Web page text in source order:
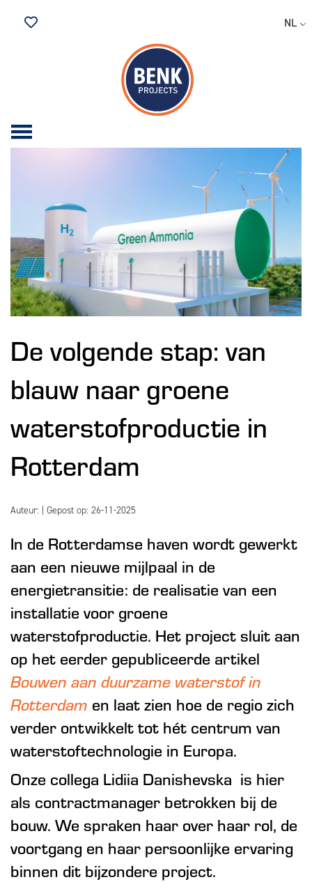
NL
De volgende stap: van
blauw naar groene
waterstofproductie in
Rotterdam
Auteur: | Gepost op: 26-11-2025
In de Rotterdamse haven wordt gewerkt
aan een nieuwe mijlpaal in de
energietransitie: de realisatie van een
installatie voor groene
waterstofproductie. Het project sluit aan
op het eerder gepubliceerde artikel
Bouwen aan duurzame waterstof in
Rotterdam en laat zien hoe de regio zich
verder ontwikkelt tot hét centrum van
waterstoftechnologie in Europa.
Onze collega Lidiia Danishevska is hier
als contractmanager betrokken bij de
bouw. We spraken haar over haar rol, de
voortgang en haar persoonlijke ervaring
binnen dit bijzondere project.